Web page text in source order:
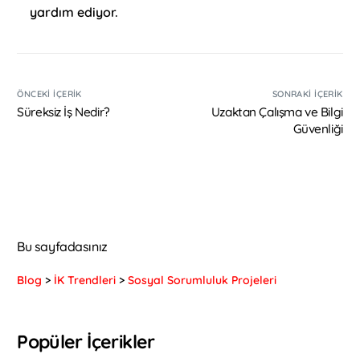
yardım ediyor.
ÖNCEKI İÇERIK
Süreksiz İş Nedir?
SONRAKI İÇERIK
Uzaktan Çalışma ve Bilgi
Güvenliği
Bu sayfadasınız
Blog > İK Trendleri >Sosyal Sorumluluk Projeleri
Popüler İçerikler